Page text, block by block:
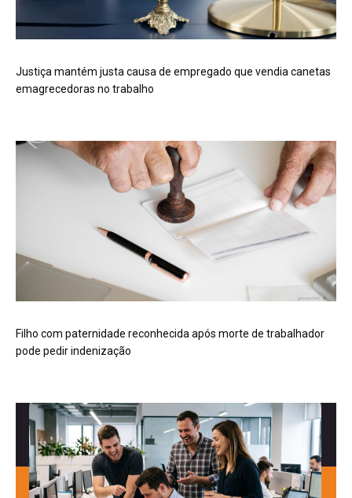
Justiça mantém justa causa de empregado que vendia canetas
emagrecedoras no trabalho
Filho com paternidade reconhecida após morte de trabalhador
pode pedir indenização